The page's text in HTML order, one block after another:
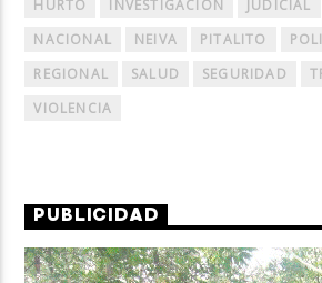
HURTO
INVESTIGACIÓN JUDICIAL
NACIONAL
NEIVA PITALITO
REGIONAL
SALUD SEGURIDAD
VIOLENCIA
PUBLICIDAD